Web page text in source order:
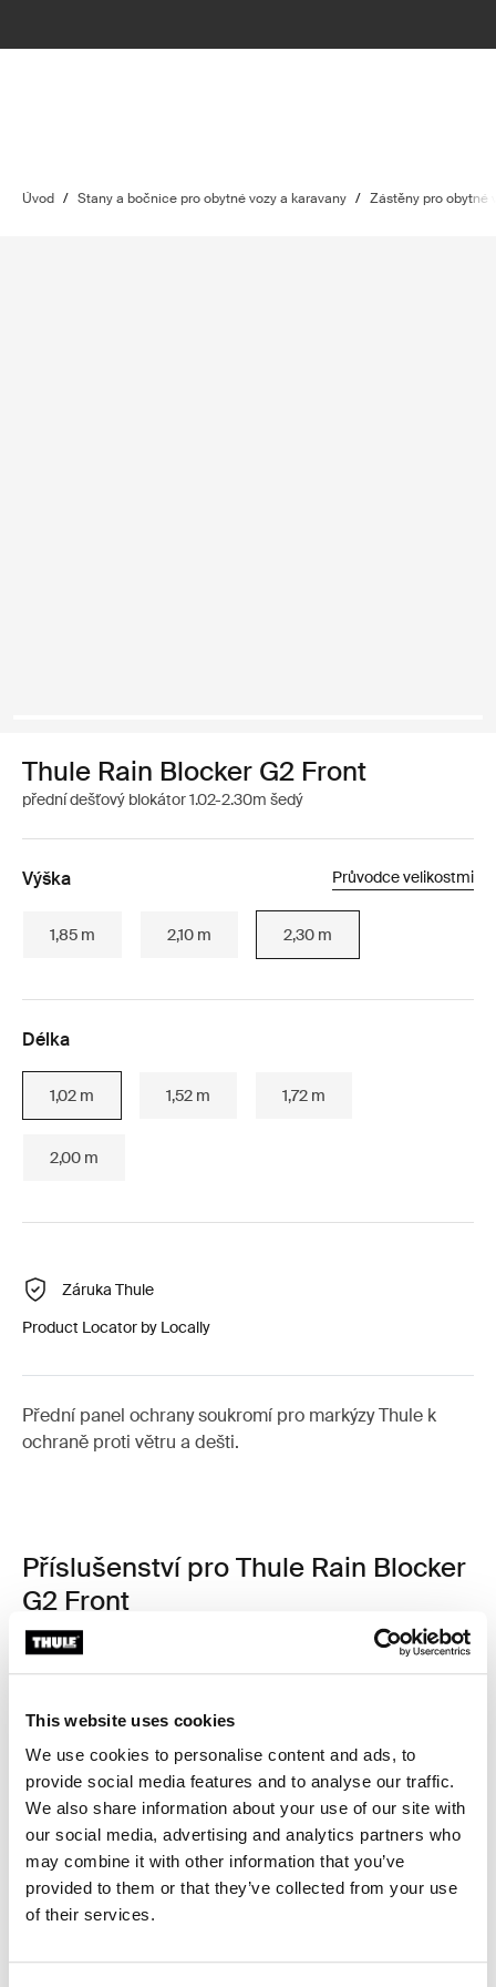
This website uses cookies
We use cookies to personalise content and ads, to
provide social media features and to analyse our traffic.
We also share information about your use of our site with
our social media, advertising and analytics partners who
may combine it with other information that you’ve
provided to them or that they’ve collected from your use
of their services.
Úvod / Stany a bočnice pro obytné vozy a karavany / Zástěny pro obytné
Thule Rain Blocker G2 Front
přední dešťový blokátor 1.02-2.30m šedý
Výška Průvodce velikostmi
1,85 m 2,10 m 2,30 m
Délka
1,02 m 1,52 m 1,72 m
2,00 m
Záruka Thule
Product Locator by Locally
Přední panel ochrany soukromí pro markýzy Thule k
ochraně proti větru a dešti.
Příslušenství pro Thule Rain Blocker
G2 Front